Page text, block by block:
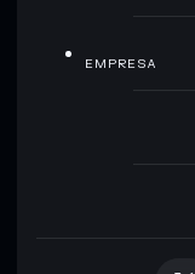
EMPRESA